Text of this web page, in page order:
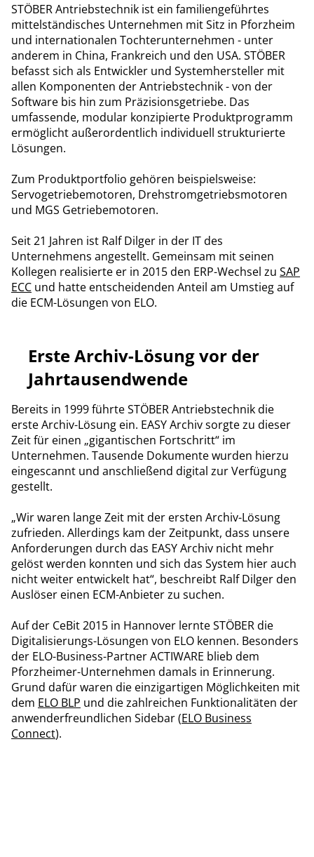
STÖBER Antriebstechnik ist ein familiengeführtes
mittelständisches Unternehmen mit Sitz in Pforzheim
und internationalen Tochterunternehmen - unter
anderem in China, Frankreich und den USA. STÖBER
befasst sich als Entwickler und Systemhersteller mit
allen Komponenten der Antriebstechnik - von der
Software bis hin zum Präzisionsgetriebe. Das
umfassende, modular konzipierte Produktprogramm
ermöglicht außerordentlich individuell strukturierte
Lösungen.
Zum Produktportfolio gehören beispielsweise:
Servogetriebemotoren, Drehstromgetriebsmotoren
und MGS Getriebemotoren.
Seit 21 Jahren ist Ralf Dilger in der IT des
Unternehmens angestellt. Gemeinsam mit seinen
Kollegen realisierte er in 2015 den ERP-Wechsel zu SAP
ECC und hatte entscheidenden Anteil am Umstieg auf
die ECM-Lösungen von ELO.
Erste Archiv-Lösung vor der
Jahrtausendwende
Bereits in 1999 führte STÖBER Antriebstechnik die
erste Archiv-Lösung ein. EASY Archiv sorgte zu dieser
Zeit für einen „gigantischen Fortschritt“ im
Unternehmen. Tausende Dokumente wurden hierzu
eingescannt und anschließend digital zur Verfügung
gestellt.
„Wir waren lange Zeit mit der ersten Archiv-Lösung
zufrieden. Allerdings kam der Zeitpunkt, dass unsere
Anforderungen durch das EASY Archiv nicht mehr
gelöst werden konnten und sich das System hier auch
nicht weiter entwickelt hat“, beschreibt Ralf Dilger den
Auslöser einen ECM-Anbieter zu suchen.
Auf der CeBit 2015 in Hannover lernte STÖBER die
Digitalisierungs-Lösungen von ELO kennen. Besonders
der ELO-Business-Partner ACTIWARE blieb dem
Pforzheimer-Unternehmen damals in Erinnerung.
Grund dafür waren die einzigartigen Möglichkeiten mit
dem ELO BLP und die zahlreichen Funktionalitäten der
anwenderfreundlichen Sidebar (ELO Business
Connect).